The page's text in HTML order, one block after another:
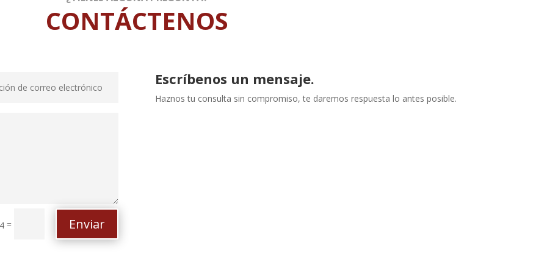
CONTÁCTENOS
= Enviar
Escríbenos un mensaje.
Haznos tu consulta sin compromiso, te daremos respuesta lo antes posible.